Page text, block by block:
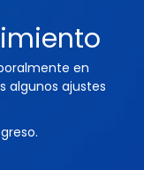
en
algunos ajustes